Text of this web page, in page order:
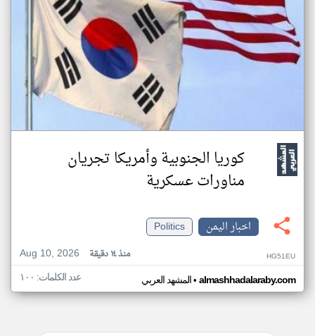
كوريا الجنوبية وأمريكا تجريان
مناورات عسكرية
اخبار اليمن
Politics
Aug 10, 2026
منذ ١٤ دقيقة HG51EU
المشهد العربي• almashhadalaraby.com عدد الكلمات: ١٠٠